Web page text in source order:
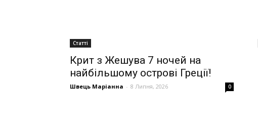
Статті
Крит з Жешува 7 ночей на
найбільшому острові Греції!
Швець Маріанна - 8 Липня, 2026 0